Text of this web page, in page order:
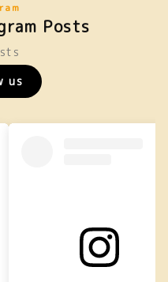
Posts
us